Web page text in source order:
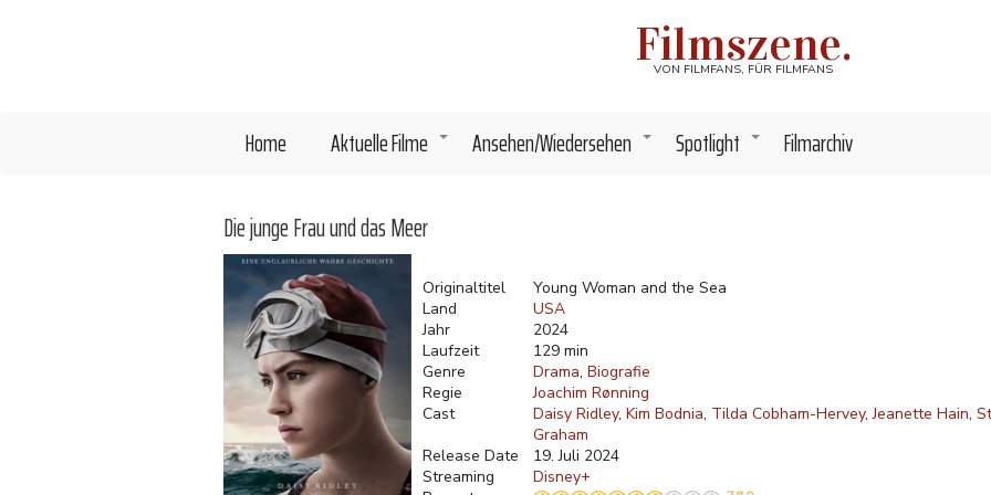
Filmszene.
VON FILMFANS, FÜR FILMFANS
Home +
Aktuelle Filme +
Ansehen/Wiedersehen +
Spotlight Filmarchiv
Die junge Frau und das Meer
Originaltitel
Young Woman and the Sea
Land
USA
Jahr
2024
Laufzeit
129 min
Genre
Drama Biografie
Regie
Joachim Rønning
Cast
Daisy Ridley Kim Bodnia Tilda Cobham-Hervey Jeanette Hain
Graham
Release Date
19. Juli 2024
Streaming
Disney+